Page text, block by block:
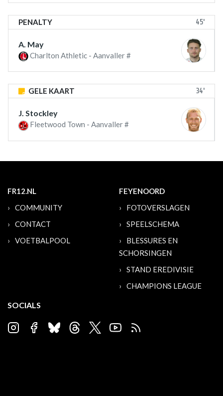
PENALTY 45'
A. May
Charlton Athletic - Aanvaller #
GELE KAART 34'
J. Stockley
Fleetwood Town - Aanvaller #
FR12.NL
COMMUNITY
CONTACT
VOETBALPOOL
FEYENOORD
FOTOVERSLAGEN
SPEELSCHEMA
BLESSURES EN
SCHORSINGEN
STAND EREDIVISIE
CHAMPIONS LEAGUE
SOCIALS